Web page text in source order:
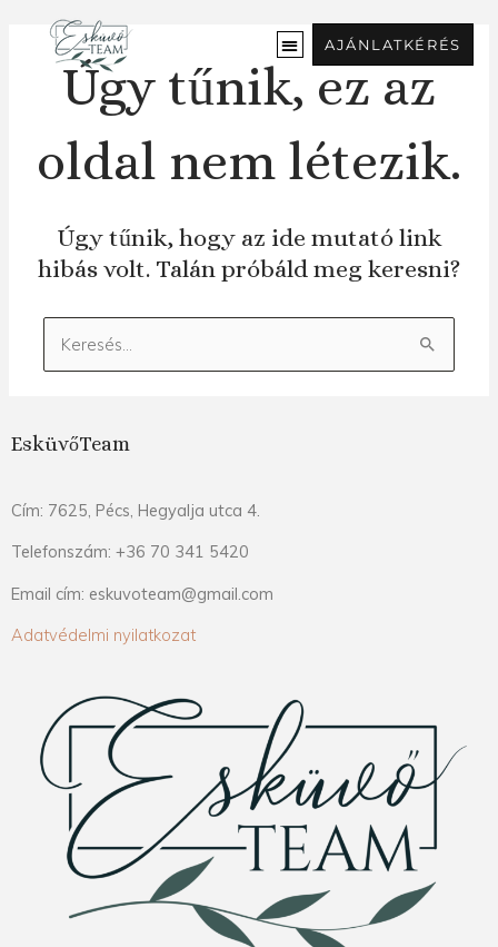
tartalomra
AJÁNLATKÉRÉS
Úgy tűnik, ez az
oldal nem létezik.
Úgy tűnik, hogy az ide mutató link
hibás volt. Talán próbáld meg keresni?
Keresés:
EsküvőTeam
Cím: 7625, Pécs, Hegyalja utca 4.
Telefonszám: +36 70 341 5420
Email cím: eskuvoteam@gmail.com
Adatvédelmi nyilatkozat